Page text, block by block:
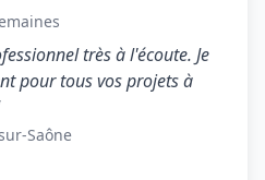
très à l'écoute. Je
pour tous vos projets à
Saône